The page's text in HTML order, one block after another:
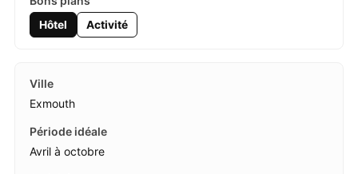
Hôtel Activité
Exmouth
Avril à octobre